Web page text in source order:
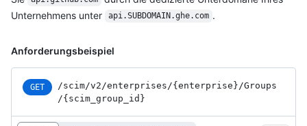
Unternehmens unter
api.SUBDOMAIN.ghe.com .
Anforderungsbeispiel
GET /scim/v2 /enterprises /{enterprise} /Groups
/{scim_ group_ id}